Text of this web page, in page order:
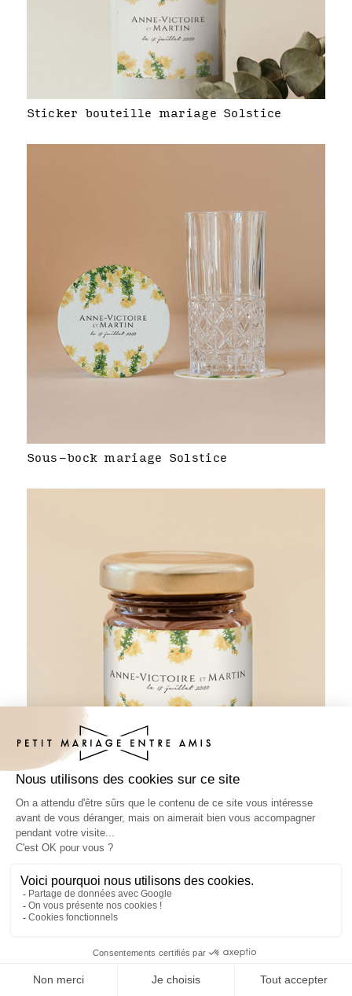
Sticker bouteille mariage Solstice
Sous-bock mariage Solstice
Pâte à tartiner mariage Solstice